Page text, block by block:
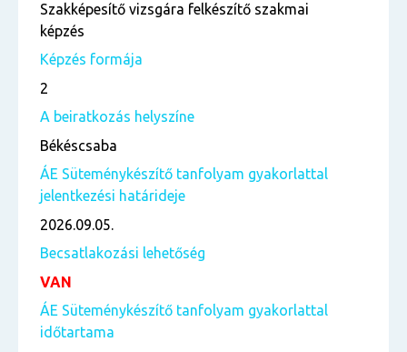
Szakképesítő vizsgára felkészítő szakmai
képzés
Képzés formája
2
A beiratkozás helyszíne
Békéscsaba
ÁE Süteménykészítő tanfolyam gyakorlattal
jelentkezési határideje
2026.09.05.
Becsatlakozási lehetőség
VAN
ÁE Süteménykészítő tanfolyam gyakorlattal
időtartama